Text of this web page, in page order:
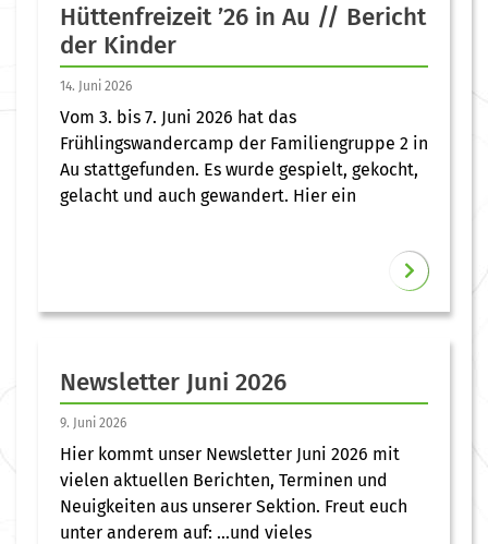
Hüttenfreizeit ’26 in Au // Bericht
der Kinder
14. Juni 2026
Vom 3. bis 7. Juni 2026 hat das
Frühlingswandercamp der Familiengruppe 2 in
Au stattgefunden. Es wurde gespielt, gekocht,
gelacht und auch gewandert. Hier ein
Newsletter Juni 2026
9. Juni 2026
Hier kommt unser Newsletter Juni 2026 mit
vielen aktuellen Berichten, Terminen und
Neuigkeiten aus unserer Sektion. Freut euch
unter anderem auf: …und vieles